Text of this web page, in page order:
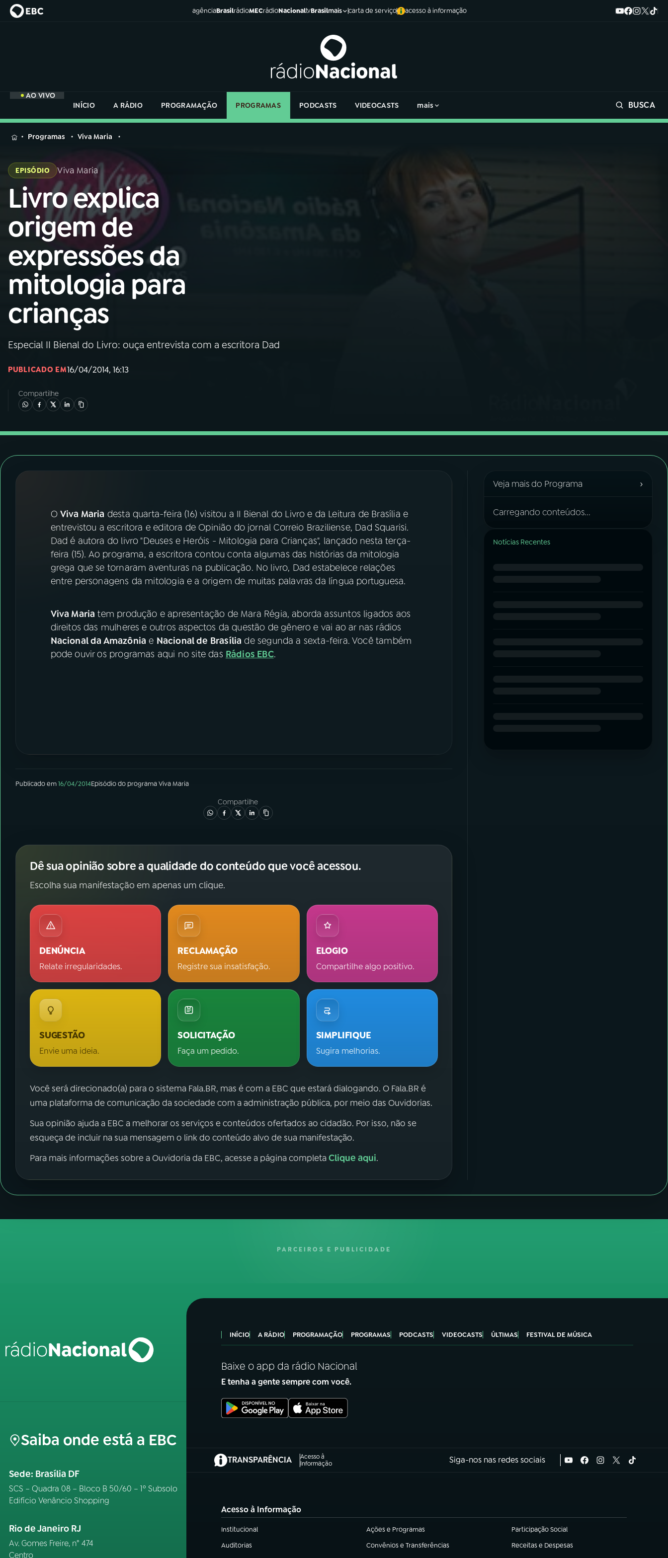
agênciaBrasilrádioMECrádioNacionaltvBrasilmais carta de serviço acesso à informação
AO VIVO
INÍCIO
A RÁDIO PROGRAMAÇÃO PROGRAMAS PODCASTS VIDEOCASTS mais BUSCA
MENU
Buscar
Rádio
Nacional
AO VIVO
01INÍCIO
02 A RÁDIO
PROGRAMAÇÃO
04PROGRAMAS
06VIDEOCASTS
ACOMPANHE A RÁDIO NACIONAL
YouTube Facebook
Instagram X
na
Rádio
Nacional
Programas Viva Maria
EPISÓDIO Viva Maria
Livro explica
origem de
expressões da
mitologia para
crianças
Especial II Bienal do Livro: ouça entrevista com a escritora Dad
PUBLICADO EM16/04/2014, 16:13
Compartilhe
O Viva Maria desta quarta-feira (16) visitou a II Bienal do Livro e da Leitura de Brasília e
entrevistou a escritora e editora de Opinião do jornal Correio Braziliense, Dad Squarisi.
Dad é autora do livro "Deuses e Heróis - Mitologia para Crianças", lançado nesta terça-
feira (15). Ao programa, a escritora contou conta algumas das histórias da mitologia
grega que se tornaram aventuras na publicação. No livro, Dad estabelece relações
entre personagens da mitologia e a origem de muitas palavras da língua portuguesa.
Viva Maria tem produção e apresentação de Mara Régia, aborda assuntos ligados aos
direitos das mulheres e outros aspectos da questão de gênero e vai ao ar nas rádios
Nacional da Amazônia e Nacional de Brasília de segunda a sexta-feira. Você também
pode ouvir os programas aqui no site das Rádios EBC.
Publicado em16/04/2014Episódiodo programaViva Maria
Compartilhe
Dê sua opinião sobre a qualidade do conteúdo que você acessou.
Escolha sua manifestação em apenas um clique.
DENÚNCIA
Relate irregularidades.
RECLAMAÇÃO
Registre sua insatisfação.
ELOGIO
Compartilhe algo positivo.
SUGESTÃO
Envie uma ideia.
SOLICITAÇÃO
Faça um pedido.
SIMPLIFIQUE
Sugira melhorias.
Você será direcionado(a) para o sistema Fala.BR, mas é com a EBC que estará dialogando. O Fala.BR é
uma plataforma de comunicação da sociedade com a administração pública, por meio das Ouvidorias.
Sua opinião ajuda a EBC a melhorar os serviços e conteúdos ofertados ao cidadão. Por isso, não se
esqueça de incluir na sua mensagem o link do conteúdo alvo de sua manifestação.
Para mais informações sobre a Ouvidoria da EBC, acesse a página completaClique aqui.
Veja mais do Programa ›
Carregando conteúdos...
Notícias Recentes
PARCEIROS E PUBLICIDADE
Saiba onde está a EBC
Sede: Brasília DF
SCS – Quadra 08 – Bloco B 50/60 – 1º Subsolo
Edifício Venâncio Shopping
Rio de Janeiro RJ
Av. Gomes Freire, n° 474
Centro
INÍCIO A RÁDIO PROGRAMAÇÃO PROGRAMAS PODCASTS VIDEOCASTS ÚLTIMAS FESTIVAL DE MÚSICA
Baixe o app da rádio Nacional
E tenha a gente sempre com você.
TRANSPARÊNCIA
Acesso à
Informação
(abre em nova aba) Siga-nos nas redes sociais
Acesso à Informação
Institucional
(abre em nova aba) Ações e Programas
(abre em nova aba) Participação Social
(abre em nova aba)
Auditorias
(abre em nova aba) Convênios e Transferências
(abre em nova aba) Receitas e Despesas
(abre em nova aba)